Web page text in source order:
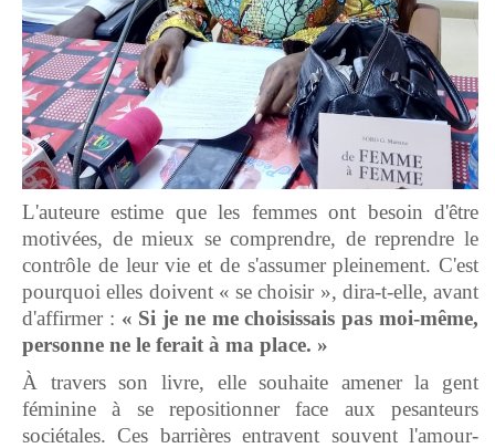
L'auteure estime que les femmes ont besoin d'être
motivées, de mieux se comprendre, de reprendre le
contrôle de leur vie et de s'assumer pleinement. C'est
pourquoi elles doivent « se choisir », dira-t-elle, avant
d'affirmer : « Si je ne me choisissais pas moi-même,
personne ne le ferait à ma place. »
À travers son livre, elle souhaite amener la gent
féminine à se repositionner face aux pesanteurs
sociétales. Ces barrières entravent souvent l'amour-